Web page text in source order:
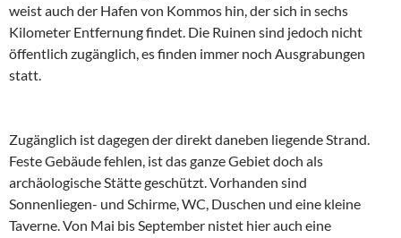
weist auch der Hafen von Kommos hin, der sich in sechs
Kilometer Entfernung findet. Die Ruinen sind jedoch nicht
öffentlich zugänglich, es finden immer noch Ausgrabungen
statt.
Zugänglich ist dagegen der direkt daneben liegende Strand.
Feste Gebäude fehlen, ist das ganze Gebiet doch als
archäologische Stätte geschützt. Vorhanden sind
Sonnenliegen- und Schirme, WC, Duschen und eine kleine
Taverne. Von Mai bis September nistet hier auch eine